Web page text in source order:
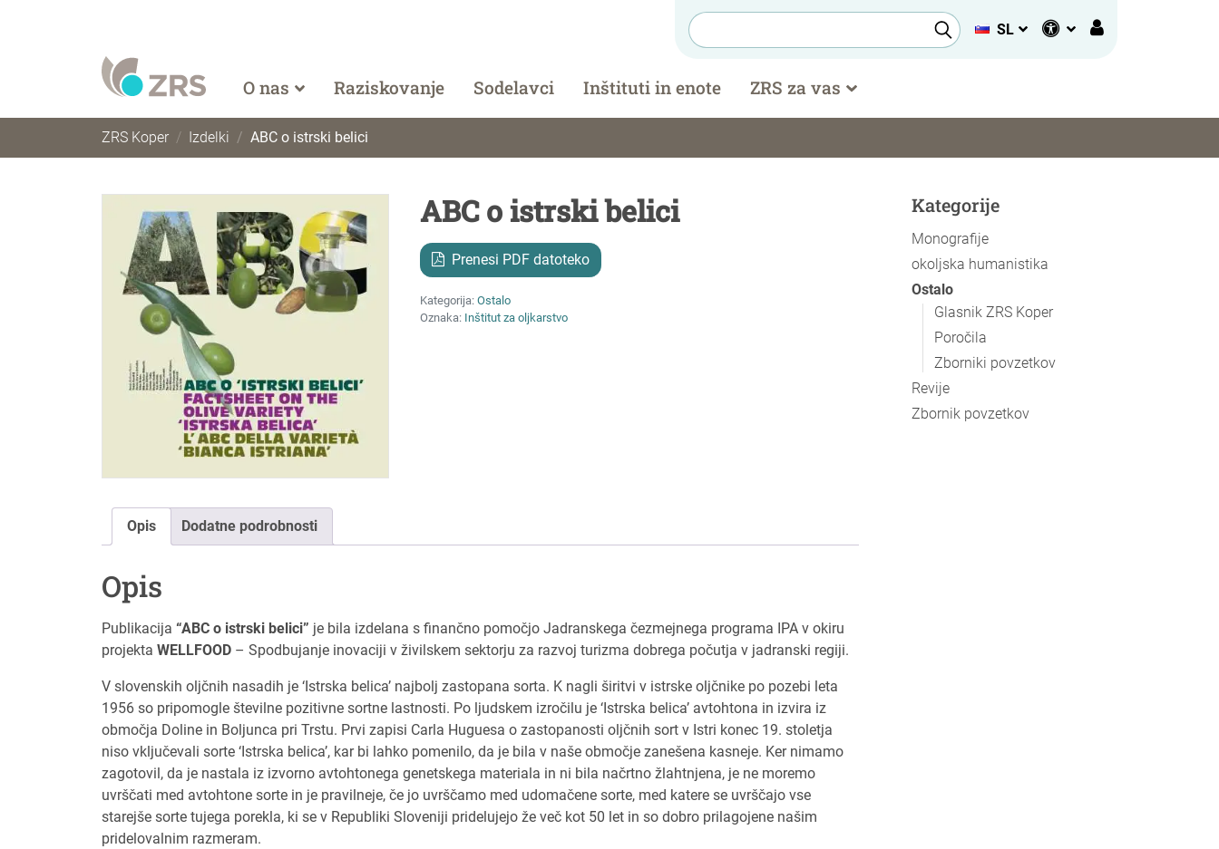
SL
O nas Raziskovanje Sodelavci Inštituti in enote ZRS za vas
ZRS Koper Izdelki ABC o istrski belici
ABC o istrski belici
Prenesi PDF datoteko
Kategorija: Ostalo
Oznaka: Inštitut za oljkarstvo
Opis Dodatne podrobnosti
Opis
Publikacija “ABC o istrski belici” je bila izdelana s finančno pomočjo Jadranskega čezmejnega programa IPA v okiru
projekta WELLFOOD – Spodbujanje inovaciji v živilskem sektorju za razvoj turizma dobrega počutja v jadranski regiji.
V slovenskih oljčnih nasadih je ‘Istrska belica’ najbolj zastopana sorta. K nagli širitvi v istrske oljčnike po pozebi leta
1956 so pripomogle številne pozitivne sortne lastnosti. Po ljudskem izročilu je ‘Istrska belica’ avtohtona in izvira iz
območja Doline in Boljunca pri Trstu. Prvi zapisi Carla Huguesa o zastopanosti oljčnih sort v Istri konec 19. stoletja
niso vključevali sorte ‘Istrska belica’, kar bi lahko pomenilo, da je bila v naše območje zanešena kasneje. Ker nimamo
zagotovil, da je nastala iz izvorno avtohtonega genetskega materiala in ni bila načrtno žlahtnjena, je ne moremo
uvrščati med avtohtone sorte in je pravilneje, če jo uvrščamo med udomačene sorte, med katere se uvrščajo vse
starejše sorte tujega porekla, ki se v Republiki Sloveniji pridelujejo že več kot 50 let in so dobro prilagojene našim
pridelovalnim razmeram.
Kategorije
Monografije
okoljska humanistika
Ostalo
Glasnik ZRS Koper
Poročila
Zborniki povzetkov
Revije
Zbornik povzetkov